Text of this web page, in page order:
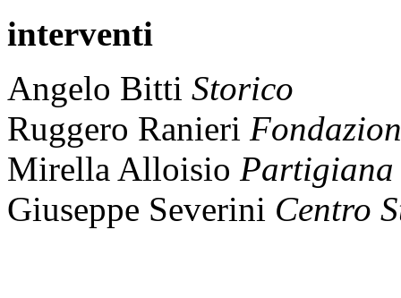
interventi
Angelo Bitti Storico
Ruggero Ranieri
Mirella Alloisio Partigiana
Giuseppe Severini Centro